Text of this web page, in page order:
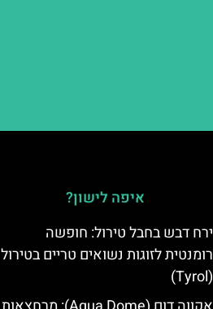
איפה לישון?
ירח דבש בחבל טירול: חופשה
רומנטית לזוגות נשואים טריים בטירול
(Tyrol)